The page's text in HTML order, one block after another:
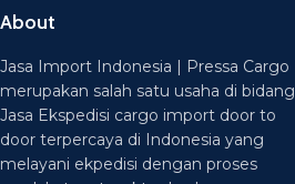
About
Jasa Import Indonesia | Pressa Cargo
merupakan salah satu usaha di bidang
Jasa Ekspedisi cargo import door to
door terpercaya di Indonesia yang
melayani ekpedisi dengan proses